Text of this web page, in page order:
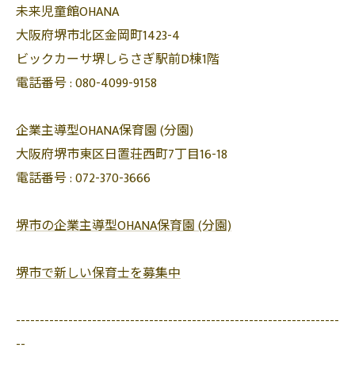
未来児童館OHANA
大阪府堺市北区金岡町1423-4
ビックカーサ堺しらさぎ駅前D棟1階
電話番号 :080-4099-9158
企業主導型OHANA保育園 (分園)
大阪府堺市東区日置荘西町7丁目16-18
電話番号 :072-370-3666
堺市の企業主導型OHANA保育園 (分園)
堺市で新しい保育士を募集中
--------------------------------------------------------------------
--